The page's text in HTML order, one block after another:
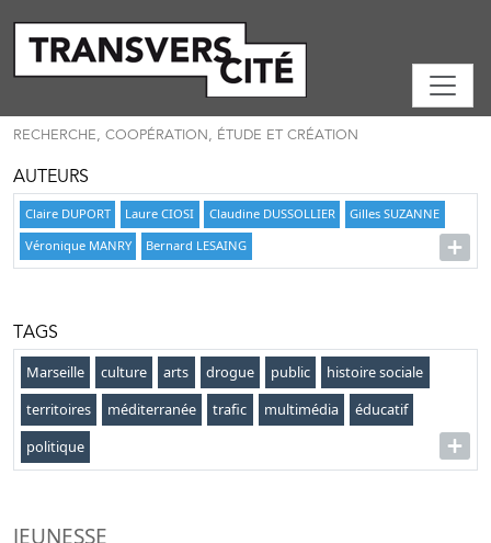
RECHERCHE, COOPÉRATION, ÉTUDE ET CRÉATION
AUTEURS
Claire DUPORT Laure CIOSI Claudine DUSSOLLIER
Gilles SUZANNE
Véronique MANRY
Bernard LESAING
TAGS
Marseille culture arts drogue public
histoire sociale
territoires
méditerranée trafic multimédia
éducatif
politique
JEUNESSE